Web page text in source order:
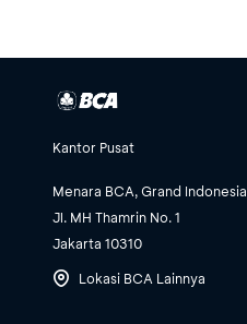
Kantor Pusat
Menara BCA, Grand Indonesia
Jl. MH Thamrin No. 1
Jakarta 10310
Lokasi BCA Lainnya